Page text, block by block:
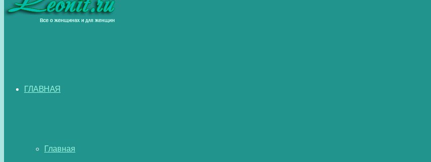
ГЛАВНАЯ
Главная